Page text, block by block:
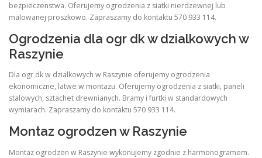
bezpieczenstwa. Oferujemy ogrodzenia z siatki nierdzewnej lub
malowanej proszkowo. Zapraszamy do kontaktu 570 933 114.
Ogrodzenia dla ogr dk w dzialkowych w
Raszynie
Dla ogr dk w dzialkowych w Raszynie oferujemy ogrodzenia
ekonomiczne, latwe w montazu. Oferujemy ogrodzenia z siatki, paneli
stalowych, sztachet drewnianych. Bramy i furtki w standardowych
wymiarach. Zapraszamy do kontaktu 570 933 114.
Montaz ogrodzen w Raszynie
Montaz ogrodzen w Raszynie wykonujemy zgodnie z harmonogramem.